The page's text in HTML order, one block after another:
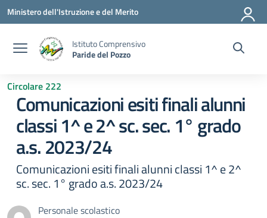
Vai ai contenuti
Vai al menu di navigazione
Vai al footer
Ministero dell'Istruzione e del Merito
Istituto Comprensivo
Paride del Pozzo
Circolare 222
Comunicazioni esiti finali alunni
classi 1^ e 2^ sc. sec. 1° grado
a.s. 2023/24
Comunicazioni esiti finali alunni classi 1^ e 2^
sc. sec. 1° grado a.s. 2023/24
Personale scolastico